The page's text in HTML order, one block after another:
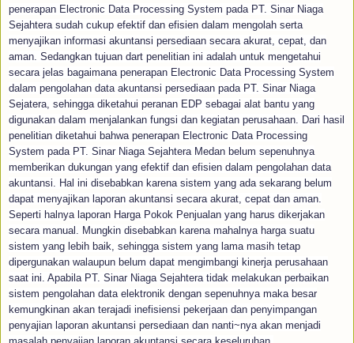
penerapan Electronic Data Processing System pada PT. Sinar Niaga
Sejahtera sudah cukup efektif dan efisien dalam mengolah serta
menyajikan informasi akuntansi persediaan secara akurat, cepat, dan
aman. Sedangkan tujuan dart penelitian ini adalah untuk mengetahui
secara jelas bagaimana penerapan Electronic Data Processing System
dalam pengolahan data akuntansi persediaan pada PT. Sinar Niaga
Sejatera, sehingga diketahui peranan EDP sebagai alat bantu yang
digunakan dalam menjalankan fungsi dan kegiatan perusahaan. Dari hasil
penelitian diketahui bahwa penerapan Electronic Data Processing
System pada PT. Sinar Niaga Sejahtera Medan belum sepenuhnya
memberikan dukungan yang efektif dan efisien dalam pengolahan data
akuntansi. Hal ini disebabkan karena sistem yang ada sekarang belum
dapat menyajikan laporan akuntansi secara akurat, cepat dan aman.
Seperti halnya laporan Harga Pokok Penjualan yang harus dikerjakan
secara manual. Mungkin disebabkan karena mahalnya harga suatu
sistem yang lebih baik, sehingga sistem yang lama masih tetap
dipergunakan walaupun belum dapat mengimbangi kinerja perusahaan
saat ini. Apabila PT. Sinar Niaga Sejahtera tidak melakukan perbaikan
sistem pengolahan data elektronik dengan sepenuhnya maka besar
kemungkinan akan terajadi inefisiensi pekerjaan dan penyimpangan
penyajian laporan akuntansi persediaan dan nanti~nya akan menjadi